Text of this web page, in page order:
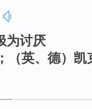
为讨厌
（英、德）凯